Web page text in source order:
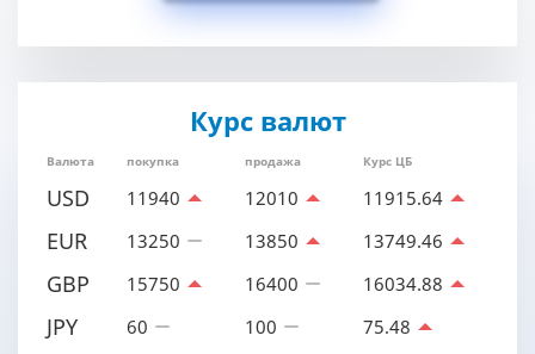
Курс валют
Валюта покупка продажа Курс ЦБ
USD 11940 12010 11915.64
EUR 13250 13850 13749.46
GBP 15750 16400 16034.88
JPY 60 100 75.48